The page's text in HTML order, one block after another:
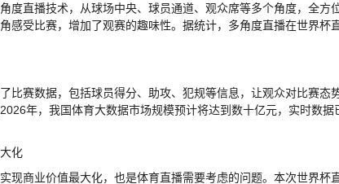
度直播技术，从球场中央、球员通道、观众席等多个角度，全方
感受比赛，增加了观赛的趣味性。据统计，多角度直播在世界杯
比赛数据，包括球员得分、助攻、犯规等信息，让观众对比赛态
年，我国体育大数据市场规模预计将达到数十亿元，实时数
化
现商业价值最大化，也是体育直播需要考虑的问题。本次世界杯